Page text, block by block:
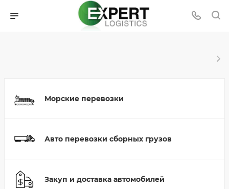
Морские перевозки
Авто перевозки сборных грузов
Закуп и доставка автомобилей